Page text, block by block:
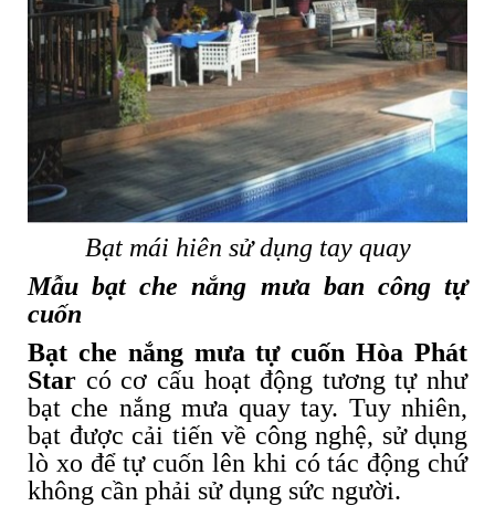
Bạt mái hiên sử dụng tay quay
Mẫu bạt che nắng mưa ban công tự
cuốn
Bạt che nắng mưa tự cuốn Hòa Phát
Star có cơ cấu hoạt động tương tự như
bạt che nắng mưa quay tay. Tuy nhiên,
bạt được cải tiến về công nghệ, sử dụng
lò xo để tự cuốn lên khi có tác động chứ
không cần phải sử dụng sức người.